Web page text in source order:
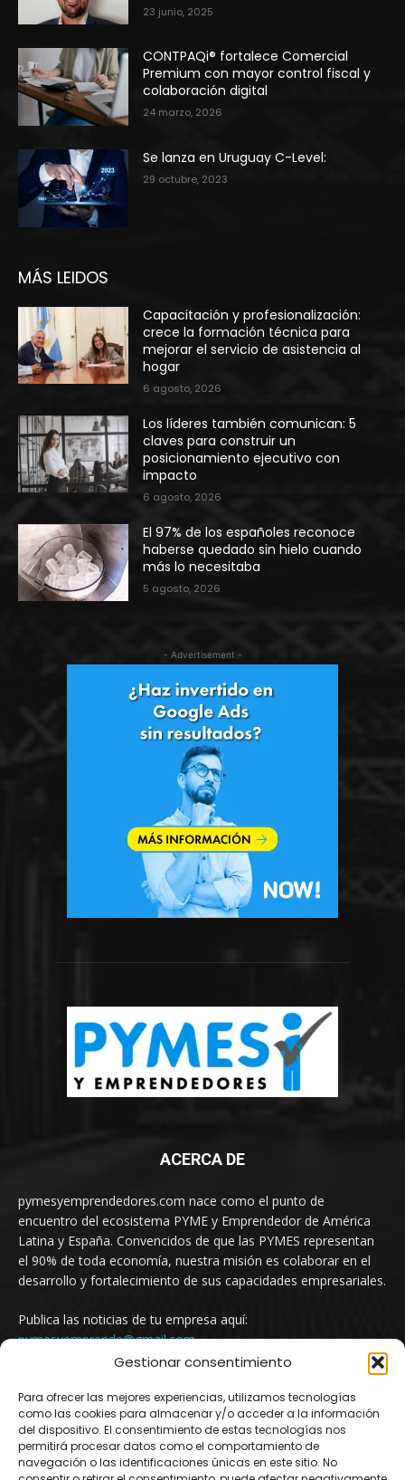
Gestionar consentimiento
Para ofrecer las mejores experiencias, utilizamos tecnologías
como las cookies para almacenar y/o acceder a la información
del dispositivo. El consentimiento de estas tecnologías nos
permitirá procesar datos como el comportamiento de
navegación o las identificaciones únicas en este sitio. No
23 junio, 2025
CONTPAQi® fortalece Comercial
Premium con mayor control fiscal y
colaboración digital
24 marzo, 2026
Se lanza en Uruguay C-Level:
29 octubre, 2023
MÁS LEIDOS
Capacitación y profesionalización:
crece la formación técnica para
mejorar el servicio de asistencia al
hogar
6 agosto, 2026
Los líderes también comunican: 5
claves para construir un
posicionamiento ejecutivo con
impacto
6 agosto, 2026
El 97% de los españoles reconoce
haberse quedado sin hielo cuando
más lo necesitaba
5 agosto, 2026
- Advertisement -
ACERCA DE
pymesyemprendedores.com nace como el punto de
encuentro del ecosistema PYME y Emprendedor de América
Latina y España. Convencidos de que las PYMES representan
el 90% de toda economía, nuestra misión es colaborar en el
desarrollo y fortalecimiento de sus capacidades empresariales.
Publica las noticias de tu empresa aquí:
pymesyemprende@gmail.com
SÍGUENOS